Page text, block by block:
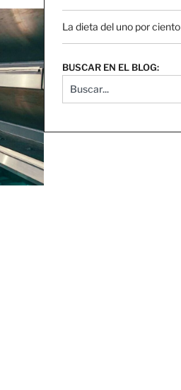
La dieta del uno por ciento
BUSCAR EN EL BLOG: